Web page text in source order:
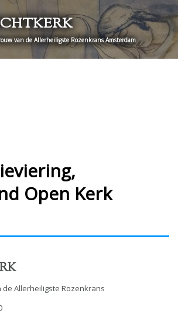
van de Allerheiligste Rozenkrans Amsterdam
Open Kerk
de Allerheiligste Rozenkrans